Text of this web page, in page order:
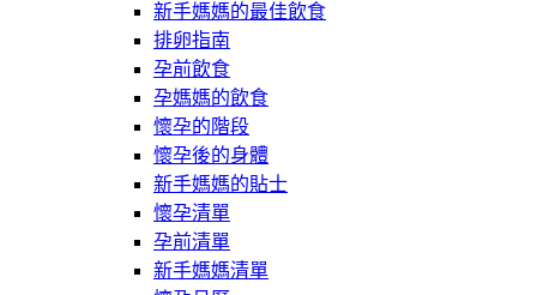
新手媽媽的最佳飲食
排卵指南
孕前飲食
孕媽媽的飲食
懷孕的階段
懷孕後的身體
新手媽媽的貼士
懷孕清單
孕前清單
新手媽媽清單